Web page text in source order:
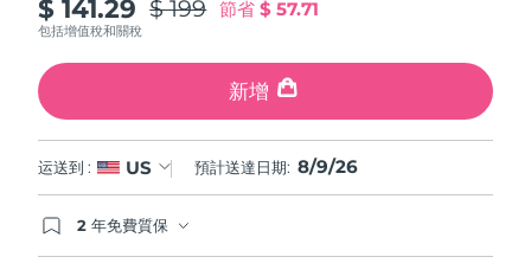
$ 141.29 $ 199 節省$ 57.71
包括增值稅和關稅
新增
运送到 : US 預計送達日期: 8/9/26
2 年免費質保
西班牙
瑞典 8/8/26
瑞士 預計送達日期8/8/26
台灣 預計送達日期8/13/26
泰國 預計送達日期8/12/26